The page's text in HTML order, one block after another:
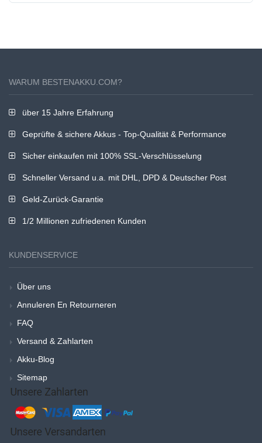
WARUM BESTENAKKU.COM?
über 15 Jahre Erfahrung
Geprüfte & sichere Akkus - Top-Qualität & Performance
Sicher einkaufen mit 100% SSL-Verschlüsselung
Schneller Versand u.a. mit DHL, DPD & Deutscher Post
Geld-Zurück-Garantie
1/2 Millionen zufriedenen Kunden
KUNDENSERVICE
Über uns
Annuleren En Retourneren
FAQ
Versand & Zahlarten
Akku-Blog
Sitemap